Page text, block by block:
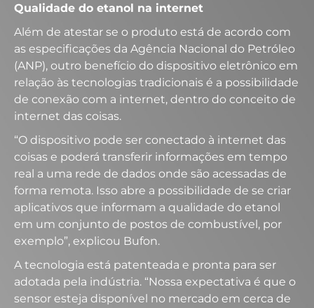
Qualidade do etanol na internet
Além de atestar se o produto está de acordo com
as especificações da Agência Nacional do Petróleo
(ANP), outro benefício do dispositivo eletrônico em
relação às tecnologias tradicionais é a possibilidade
de conexão com a internet, dentro do conceito de
internet das coisas.
“O dispositivo pode ser conectado à internet das
coisas e poderá transferir informações em tempo
real a uma rede de dados onde são acessadas de
forma remota. Isso abre a possibilidade de se criar
aplicativos que informam a qualidade do etanol
em um conjunto de postos de combustível, por
exemplo”, explicou Bufon.
A tecnologia está patenteada e pronta para ser
adotada pela indústria. “Nossa expectativa é que o
sensor esteja disponível no mercado em cerca de